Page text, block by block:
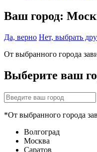
Ваш город:
Да, верно Нет, выбрать
От выбранного города
Выберите ваш
*От выбранного города
Волгоград
Москва
Саратов